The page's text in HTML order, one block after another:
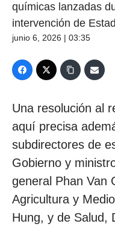
químicas lanzadas
intervención de
junio 6, 2026 | 03:35
Una resolución al
aquí precisa
subdirectores de
Gobierno y
general Phan Van
Agricultura y
Hung, y de Salud,